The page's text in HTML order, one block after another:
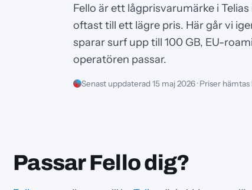
Fello är ett lågprisvarumärke i
oftast till ett lägre pris. Här går vi
sparar surf upp till 100 GB, EU-
operatören passar.
Senast uppdaterad 15 maj 2026 · Priser
Passar Fello dig?